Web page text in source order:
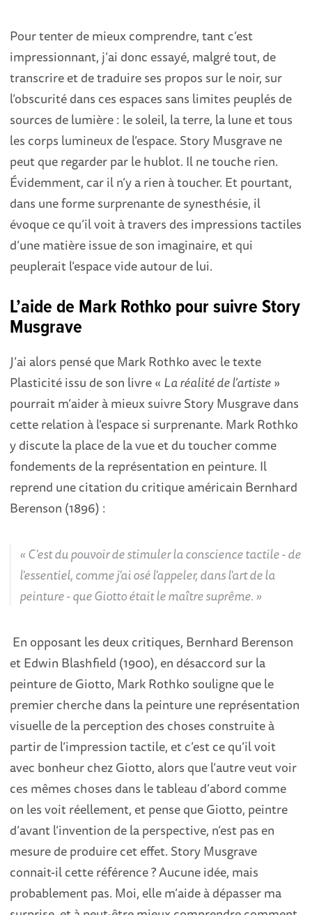
Pour tenter de mieux comprendre, tant c’est
impressionnant, j’ai donc essayé, malgré tout, de
transcrire et de traduire ses propos sur le noir, sur
l’obscurité dans ces espaces sans limites peuplés de
sources de lumière : le soleil, la terre, la lune et tous
les corps lumineux de l’espace. Story Musgrave ne
peut que regarder par le hublot. Il ne touche rien.
Évidemment, car il n’y a rien à toucher. Et pourtant,
dans une forme surprenante de synesthésie, il
évoque ce qu’il voit à travers des impressions tactiles
d’une matière issue de son imaginaire, et qui
peuplerait l’espace vide autour de lui.
L’aide de Mark Rothko pour suivre Story
Musgrave
J’ai alors pensé que Mark Rothko avec le texte
Plasticité issu de son livre « La réalité de l’artiste»
pourrait m’aider à mieux suivre Story Musgrave dans
cette relation à l’espace si surprenante. Mark Rothko
y discute la place de la vue et du toucher comme
fondements de la représentation en peinture. Il
reprend une citation du critique américain Bernhard
Berenson (1896) :
C'est du pouvoir de stimuler la conscience tactile - de
l'essentiel, comme j'ai osé l'appeler, dans l'art de la
peinture - que Giotto était le maître suprême.
En opposant les deux critiques, Bernhard Berenson
et Edwin Blashfield (1900), en désaccord sur la
peinture de Giotto, Mark Rothko souligne que le
premier cherche dans la peinture une représentation
visuelle de la perception des choses construite à
partir de l’impression tactile, et c’est ce qu’il voit
avec bonheur chez Giotto, alors que l’autre veut voir
ces mêmes choses dans le tableau d’abord comme
on les voit réellement, et pense que Giotto, peintre
d’avant l’invention de la perspective, n’est pas en
mesure de produire cet effet. Story Musgrave
connait-il cette référence ? Aucune idée, mais
probablement pas. Moi, elle m’aide à dépasser ma